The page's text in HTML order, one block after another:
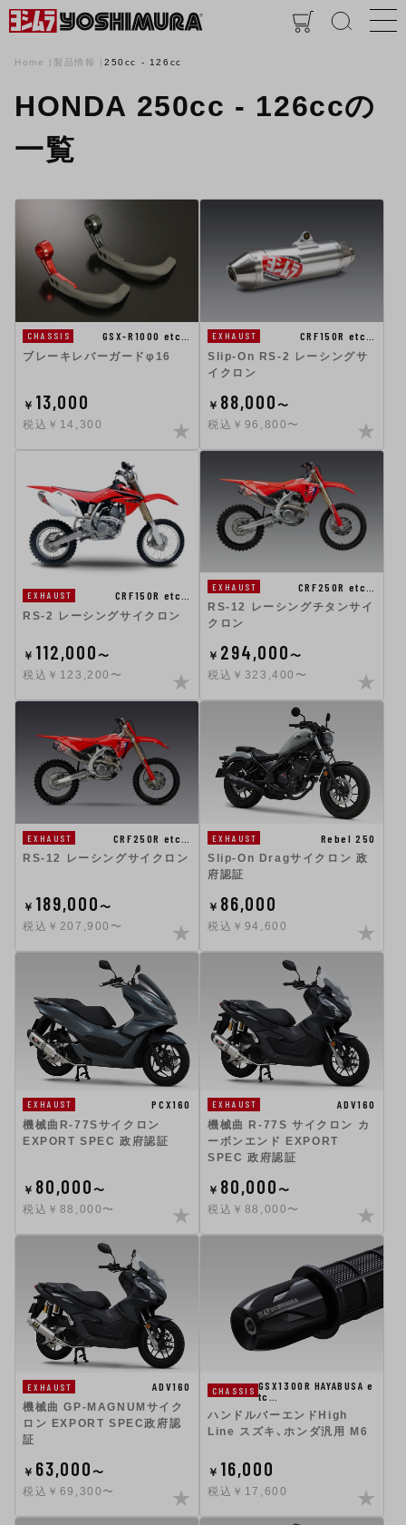
Home 製品情報 250cc - 126cc
HONDA 250cc - 126ccの
一覧
CHASSIS
GSX-R1000 etc…
ブレーキレバーガードφ16
￥ 13,000
税込￥14,300
EXHAUST
CRF150R etc…
Slip-On RS-2 レーシングサ
イクロン
￥ 88,000〜
税込￥96,800〜
EXHAUST
CRF150R etc…
RS-2 レーシングサイクロン
￥ 112,000〜
税込￥123,200〜
EXHAUST
CRF250R etc…
RS-12 レーシングチタンサイ
クロン
￥ 294,000〜
税込￥323,400〜
EXHAUST
CRF250R etc…
RS-12 レーシングサイクロン
￥ 189,000〜
税込￥207,900〜
EXHAUST
Rebel 250
Slip-On Dragサイクロン 政
府認証
￥ 86,000
税込￥94,600
EXHAUST
PCX160
機械曲R-77Sサイクロン
EXPORT SPEC 政府認証
￥ 80,000〜
税込￥88,000〜
EXHAUST
ADV160
機械曲 R-77S サイクロン カ
ーボンエンド EXPORT
SPEC 政府認証
￥ 80,000〜
税込￥88,000〜
EXHAUST
ADV160
機械曲 GP-MAGNUMサイク
ロン EXPORT SPEC政府認
証
￥ 63,000〜
税込￥69,300〜
CHASSIS GSX1300R HAYABUSA e
tc…
ハンドルバーエンドHigh
Line スズキ、ホンダ汎用 M6
￥ 16,000
税込￥17,600